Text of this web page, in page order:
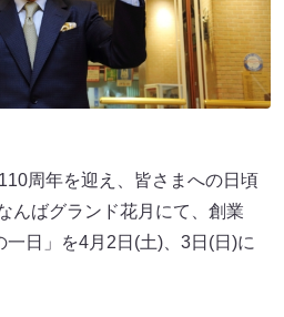
周年を迎え、皆さまへの日頃
んばグランド花月にて、創業
日」を4月2日(土)、3日(日)に